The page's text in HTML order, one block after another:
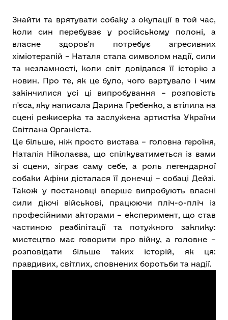
Знайти та врятувати собаку з окупації в той час,
коли син перебуває у російському полоні, а
власне здоров'я потребує агресивних
хіміотерапій – Наталя стала символом надії, сили
та незламності, коли світ довідався її історію з
новин. Про те, як це було, чого вартувало і чим
закінчилися усі ці випробування – розповість
п'єса, яку написала Дарина Гребенко, а втілила на
сцені режисерка та заслужена артистка України
Світлана Органіста.
Це більше, ніж просто вистава – головна героїня,
Наталія Ніколаєва, що спілкуватиметься із вами
зі сцени, зіграє саму себе, а роль легендарної
собаки Афіни дісталася її донечці – собаці Дейзі.
Також у постановці вперше випробують власні
сили діючі військові, працюючи пліч-о-пліч із
професійними акторами – експеримент, що став
частиною реабілітації та потужного заклику:
мистецтво має говорити про війну, а головне –
розповідати більше таких історій, як ця:
правдивих, світлих, сповнених боротьби та надії.